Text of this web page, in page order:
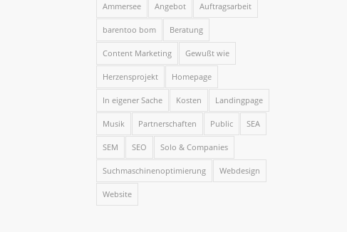
Ammersee Angebot Auftragsarbeit
barentoo bom Beratung
Content Marketing Gewußt wie
Herzensprojekt Homepage
In eigener Sache Kosten Landingpage
Musik Partnerschaften Public SEA
SEM SEO Solo & Companies
Suchmaschinenoptimierung Webdesign
Website